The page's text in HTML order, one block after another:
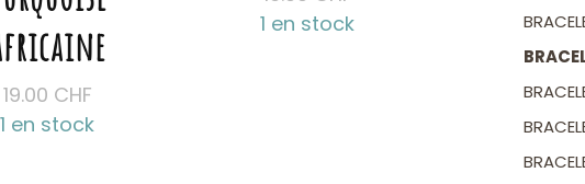
19.00 CHF
1 en stock
1 en stock